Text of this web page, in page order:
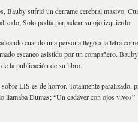
Bauby sufrió un derrame cerebral masivo.
Solo podía parpadear su ojo izquierdo.
cuando una persona llegó a la letra
escaneo asistido por un compañero.
la publicación de su libro.
LIS es de horror. Totalmente paralizado,
Dumas; “Un cadáver con ojos vivos”.